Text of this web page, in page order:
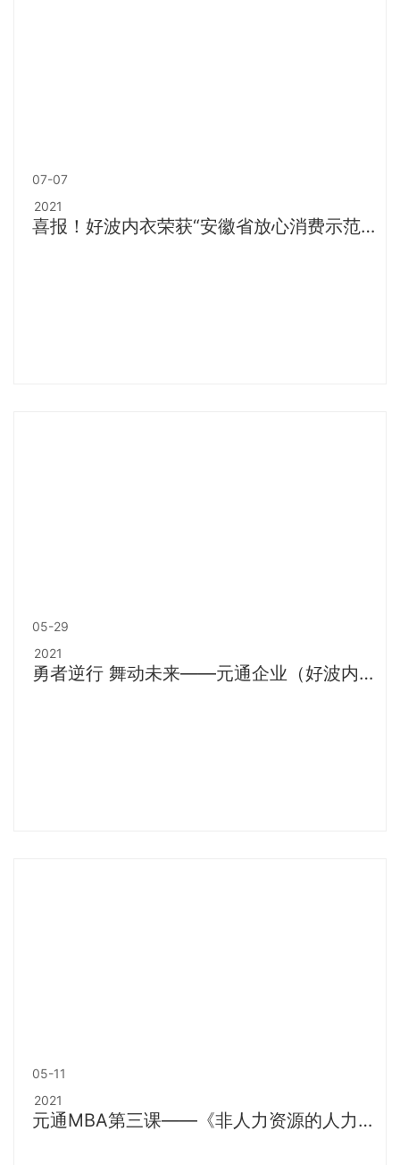
07-07
2021
喜报！好波内衣荣获“安徽省放心消费示范
05-29
2021
勇者逆行 舞动未来——元通企业（好波内衣
05-11
2021
元通MBA第三课——《非人力资源的人力资